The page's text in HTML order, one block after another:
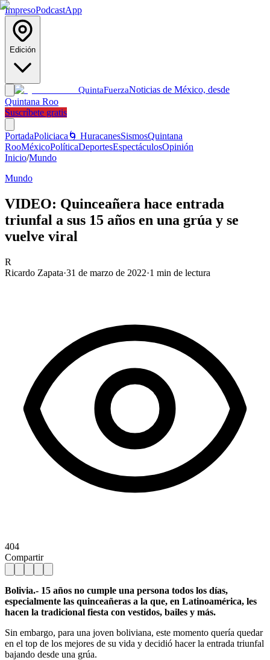
ImpresoPodcastApp
Edición
QuintaFuerzaNoticias de México, desde
Quintana Roo
Suscríbete gratis
PortadaPoliciaca 🌀 HuracanesSismosQuintana
RooMéxicoPolíticaDeportesEspectáculosOpinión
Inicio/Mundo
Mundo
VIDEO: Quinceañera hace entrada
triunfal a sus 15 años en una grúa y se
vuelve viral
R
Ricardo Zapata·31 de marzo de 2022·1 min de lectura
404
Compartir
Bolivia.- 15 años no cumple una persona todos los días,
especialmente las quinceañeras a la que, en Latinoamérica, les
hacen la tradicional fiesta con vestidos, bailes y más.
Sin embargo, para una joven boliviana, este momento quería quedar
en el top de los mejores de su vida y decidió hacer la entrada triunfal
bajando desde una grúa.